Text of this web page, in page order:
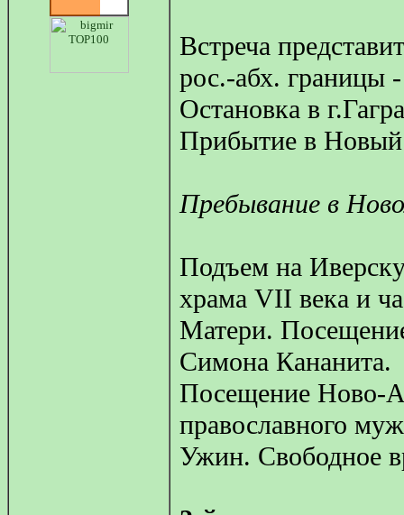
Встреча
рос.-абх. границы
Остановка в
Прибытие в
Пребывание в
Подъем на
храма VII века и
Матери.
Симона Кананита.
Посещение Ново-
православного
Ужин. Свободное